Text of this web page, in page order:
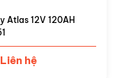
Atlas 12V 120AH
hệ